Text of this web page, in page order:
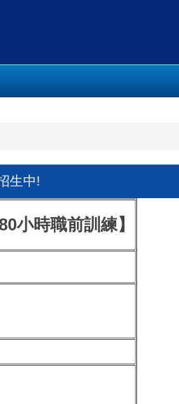
生中!
小時職前訓練】